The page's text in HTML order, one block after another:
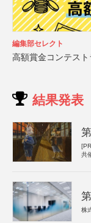
編集部セレクト
高額賞金コンテスト
結果発表
共
株